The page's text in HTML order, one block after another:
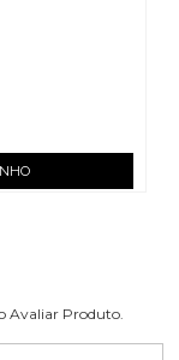
Avaliar Produto.